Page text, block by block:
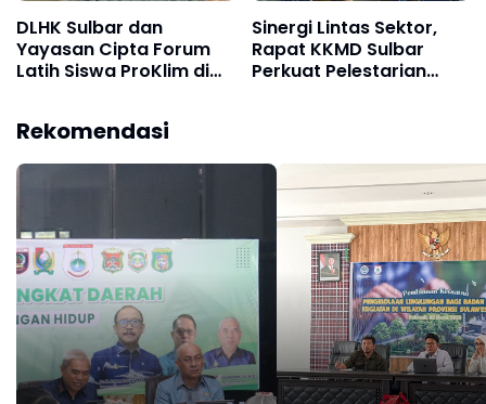
DLHK Sulbar dan
Yayasan Cipta Forum
Latih Siswa ProKlim di
Sinergi Lintas Sektor,
Rapat KKMD Sulbar
Perkuat Pelestarian
Rekomendasi